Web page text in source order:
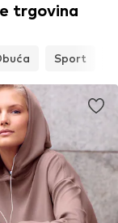
trgovina
Sport